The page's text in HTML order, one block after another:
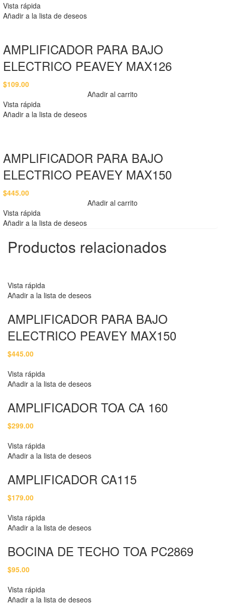
Vista rápida
Añadir a la lista de deseos
AMPLIFICADOR PARA BAJO
ELECTRICO PEAVEY MAX126
$109.00
Añadir al carrito
Vista rápida
Añadir a la lista de deseos
AMPLIFICADOR PARA BAJO
ELECTRICO PEAVEY MAX150
$445.00
Añadir al carrito
Vista rápida
Añadir a la lista de deseos
Productos relacionados
Vista rápida
Añadir a la lista de deseos
AMPLIFICADOR PARA BAJO
ELECTRICO PEAVEY MAX150
$445.00
Vista rápida
Añadir a la lista de deseos
AMPLIFICADOR TOA CA 160
$299.00
Vista rápida
Añadir a la lista de deseos
AMPLIFICADOR CA115
$179.00
Vista rápida
Añadir a la lista de deseos
BOCINA DE TECHO TOA PC2869
$95.00
Vista rápida
Añadir a la lista de deseos